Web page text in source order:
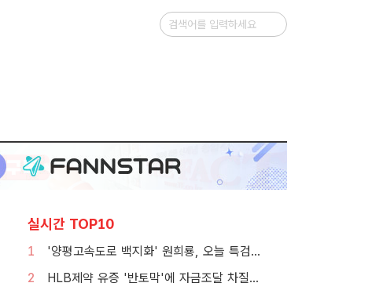
실시간 TOP10
1
'양평고속도로 백지화' 원희룡, 오늘 특검 2차 피의자 조사
2
HLB제약 유증 '반토막'에 자금조달 차질…R&D 줄이고 채무상환금 제외